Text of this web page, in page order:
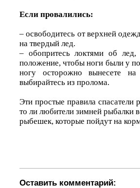
Если провалились:
– освободитесь от верхней
на твердый лед.
– обопритесь локтями об лед,
положение, чтобы ноги были у
ногу осторожно вынесете
выбирайтесь из пролома.
Эти простые правила
то ли любители зимней рыбалки
рыбешек, которые пойдут на
Оставить комментарий: